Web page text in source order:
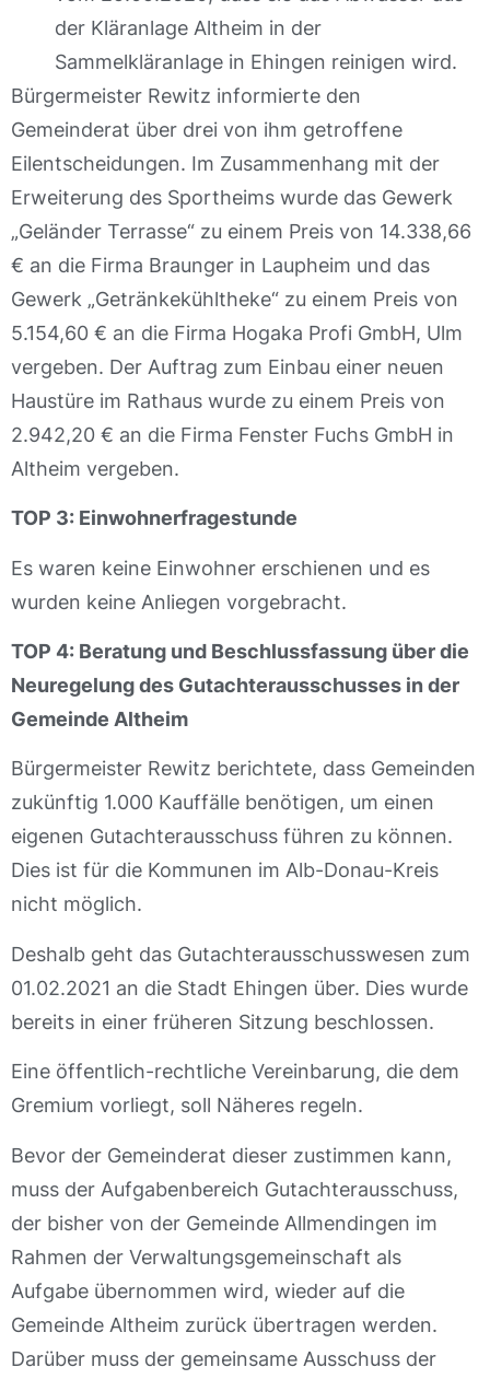
der Kläranlage Altheim in der
Sammelkläranlage in Ehingen reinigen wird.
Bürgermeister Rewitz informierte den
Gemeinderat über drei von ihm getroffene
Eilentscheidungen. Im Zusammenhang mit der
Erweiterung des Sportheims wurde das Gewerk
„Geländer Terrasse“ zu einem Preis von 14.338,66
€ an die Firma Braunger in Laupheim und das
Gewerk „Getränkekühltheke“ zu einem Preis von
5.154,60 € an die Firma Hogaka Profi GmbH, Ulm
vergeben. Der Auftrag zum Einbau einer neuen
Haustüre im Rathaus wurde zu einem Preis von
2.942,20 € an die Firma Fenster Fuchs GmbH in
Altheim vergeben.
TOP 3: Einwohnerfragestunde
Es waren keine Einwohner erschienen und es
wurden keine Anliegen vorgebracht.
TOP 4: Beratung und Beschlussfassung über die
Neuregelung des Gutachterausschusses in der
Gemeinde Altheim
Bürgermeister Rewitz berichtete, dass Gemeinden
zukünftig 1.000 Kauffälle benötigen, um einen
eigenen Gutachterausschuss führen zu können.
Dies ist für die Kommunen im Alb-Donau-Kreis
nicht möglich.
Deshalb geht das Gutachterausschusswesen zum
01.02.2021 an die Stadt Ehingen über. Dies wurde
bereits in einer früheren Sitzung beschlossen.
Eine öffentlich-rechtliche Vereinbarung, die dem
Gremium vorliegt, soll Näheres regeln.
Bevor der Gemeinderat dieser zustimmen kann,
muss der Aufgabenbereich Gutachterausschuss,
der bisher von der Gemeinde Allmendingen im
Rahmen der Verwaltungsgemeinschaft als
Aufgabe übernommen wird, wieder auf die
Gemeinde Altheim zurück übertragen werden.
Darüber muss der gemeinsame Ausschuss der